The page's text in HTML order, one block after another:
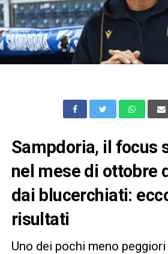
Sampdoria, il focus
nel mese di ottobre
dai blucerchiati:
risultati
Uno dei pochi meno